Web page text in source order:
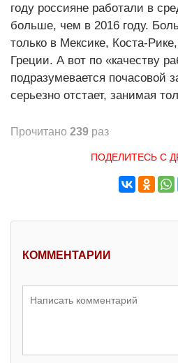
году россияне работали в
больше, чем в 2016 году.
только в Мексике, Коста-
Греции. А вот по «качеству
подразумевается почасовой
серьезно отстает, занимая
Прочитано 239 раз
ПОДЕЛИТЕСЬ С
КОММЕНТАРИИ